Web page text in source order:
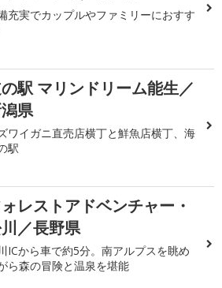
充実でカップルやファミリーにおすす
駅 マリンドリーム能生／
県
ワイガニ直売店横丁と鮮魚店横丁、海
駅
レストアドベンチャー・
／長野県
ICから車で約5分。南アルプスを眺め
ら森の冒険と温泉を堪能